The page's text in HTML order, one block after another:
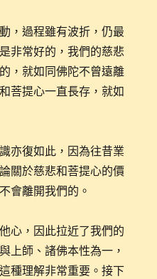
，過程雖有波折，仍最
非常好的，我們的慈悲
，就如同佛陀不曾遠離
菩提心一直長存，就如
亦復如此，因為往昔業
關於慈悲和菩提心的價
會離開我們的。
心，因此拉近了我們的
上師、諸佛本性為一，
種理解非常重要。接下